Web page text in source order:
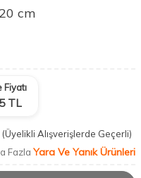
cm
Fiyatı
TL
(Üyelikli Alışverişlerde Geçerli)
Fazla Yara Ve Yanık Ürünleri